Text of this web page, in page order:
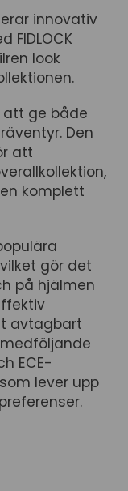
innovativ
FIDLOCK
look
att ge både
Den
att
komplett
gör det
på hjälmen
avtagbart
ECE-
lever upp